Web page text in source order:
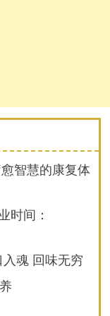
智慧的康复体
时间：
魂 回味无穷